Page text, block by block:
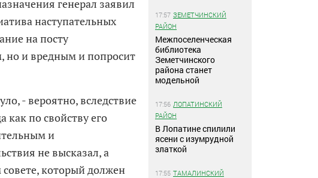
генерал заявил
наступательных
на посту
но и вредным и попросит
- вероятно, вследствие
как по свойству его
и
не высказал, а
который должен
17:57 ЗЕМЕТЧИНСКИЙ
РАЙОН
Межпоселенческая
библиотека
Земетчинского
района станет
модельной
17:56 ЛОПАТИНСКИЙ
РАЙОН
В Лопатине спилили
ясени с изумрудной
златкой
17:55 ТАМАЛИНСКИЙ